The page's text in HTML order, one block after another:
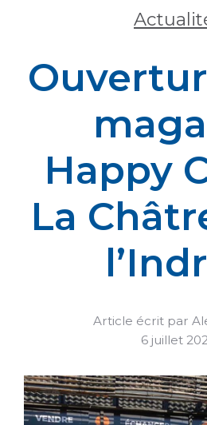
Happy
La
Article écrit par
6 juillet